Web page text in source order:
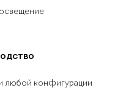
любой конфигурации